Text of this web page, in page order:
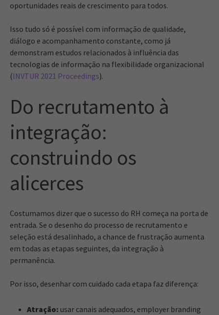
oportunidades reais de crescimento para todos.
Isso tudo só é possível com informação de qualidade,
diálogo e acompanhamento constante, como já
demonstram estudos relacionados à influência das
tecnologias de informação na flexibilidade organizacional
(INVTUR 2021 Proceedings).
Do recrutamento à
integração:
construindo os
alicerces
Costumamos dizer que o sucesso do RH começa na porta de
entrada. Se o desenho do processo de recrutamento e
seleção está desalinhado, a chance de frustração aumenta
em todas as etapas seguintes, da integração à
permanência.
Por isso, desenhar com cuidado cada etapa faz diferença:
Atração: usar canais adequados, employer branding